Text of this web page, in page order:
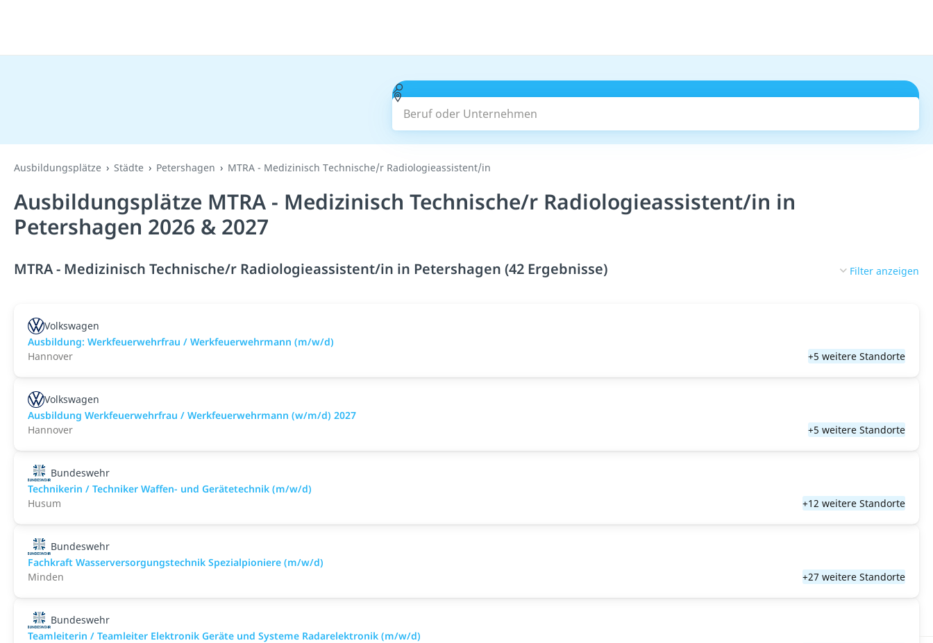
Beruf oder Unternehmen
Ausbildungsplätze Städte Petershagen MTRA - Medizinisch Technische/r Radiologieassistent/in
Ausbildungsplätze MTRA - Medizinisch Technische/r Radiologieassistent/in in
Petershagen 2026 & 2027
MTRA - Medizinisch Technische/r Radiologieassistent/in in Petershagen (42 Ergebnisse) Filter anzeigen
Volkswagen
Ausbildung: Werkfeuerwehrfrau / Werkfeuerwehrmann (m/w/d)
Hannover
+5 weitere Standorte
Volkswagen
Ausbildung Werkfeuerwehrfrau / Werkfeuerwehrmann (w/m/d) 2027
Hannover
+5 weitere Standorte
Bundeswehr
Technikerin / Techniker Waffen- und Gerätetechnik (m/w/d)
Husum
+12 weitere Standorte
Bundeswehr
Fachkraft Wasserversorgungstechnik Spezialpioniere (m/w/d)
Minden
+27 weitere Standorte
Bundeswehr
Teamleiterin / Teamleiter Elektronik Geräte und Systeme Radarelektronik (m/w/d)